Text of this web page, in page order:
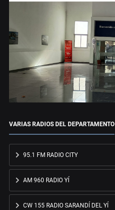
VARIAS RADIOS DEL DEPARTAMENTO
95.1 FM RADIO CITY
AM 960 RADIO YÍ
CW 155 RADIO SARANDÍ DEL YÍ